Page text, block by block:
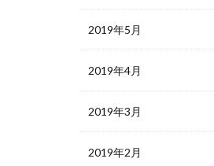
2019年5月
2019年4月
2019年3月
2019年2月